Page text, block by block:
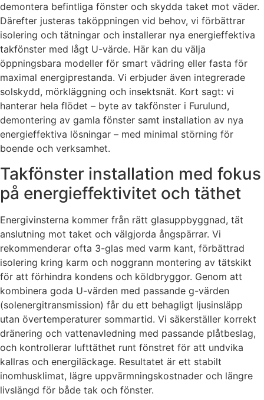
demontera befintliga fönster och skydda taket mot väder.
Därefter justeras taköppningen vid behov, vi förbättrar
isolering och tätningar och installerar nya energieffektiva
takfönster med lågt U-värde. Här kan du välja
öppningsbara modeller för smart vädring eller fasta för
maximal energiprestanda. Vi erbjuder även integrerade
solskydd, mörkläggning och insektsnät. Kort sagt: vi
hanterar hela flödet – byte av takfönster i Furulund,
demontering av gamla fönster samt installation av nya
energieffektiva lösningar – med minimal störning för
boende och verksamhet.
Takfönster installation med fokus
på energieffektivitet och täthet
Energivinsterna kommer från rätt glasuppbyggnad, tät
anslutning mot taket och välgjorda ångspärrar. Vi
rekommenderar ofta 3-glas med varm kant, förbättrad
isolering kring karm och noggrann montering av tätskikt
för att förhindra kondens och köldbryggor. Genom att
kombinera goda U-värden med passande g-värden
(solenergitransmission) får du ett behagligt ljusinsläpp
utan övertemperaturer sommartid. Vi säkerställer korrekt
dränering och vattenavledning med passande plåtbeslag,
och kontrollerar lufttäthet runt fönstret för att undvika
kallras och energiläckage. Resultatet är ett stabilt
inomhusklimat, lägre uppvärmningskostnader och längre
livslängd för både tak och fönster.